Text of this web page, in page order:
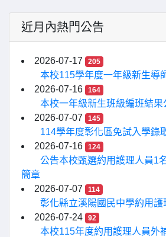
近月內熱門公告
2026-07-17 205
本校115學年度一年級新生導
2026-07-16
164
本校一年級新生班級編班結果
2026-07-07
145
114學年度彰化區免試入學錄
2026-07-16
124
公告本校甄選約用護理人員1
簡章
2026-07-07
114
彰化縣立溪陽國民中學約用護
2026-07-24
92
本校115年度約用護理人員外